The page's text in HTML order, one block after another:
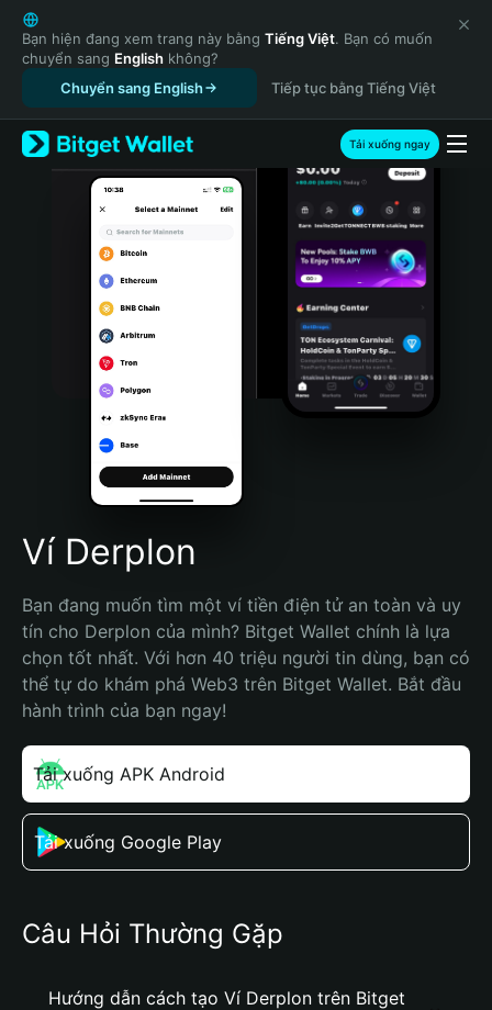
English
日本語
Tiếng Việt
Русский
Español (Latinoamérica)
Türkçe
Italiano
Português (Portugal)
Bahasa Indonesia
Português (Brasil)
Español (Argentina)
Bạn hiện đang xem trang này bằng Tiếng Việt. Bạn có muốn
chuyển sang English không?
Chuyển sang English
Tiếp tục bằng Tiếng Việt
Tải xuống ngay
Ví Derplon
Bạn đang muốn tìm một ví tiền điện tử an toàn và uy
tín cho Derplon của mình? Bitget Wallet chính là lựa
chọn tốt nhất. Với hơn 40 triệu người tin dùng, bạn có
thể tự do khám phá Web3 trên Bitget Wallet. Bắt đầu
hành trình của bạn ngay!
Tải xuống APK Android
Tải xuống Google Play
Câu Hỏi Thường Gặp
Hướng dẫn cách tạo Ví Derplon trên Bitget